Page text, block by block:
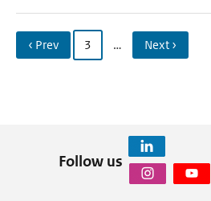
‹ Prev 3 … Next ›
Follow us